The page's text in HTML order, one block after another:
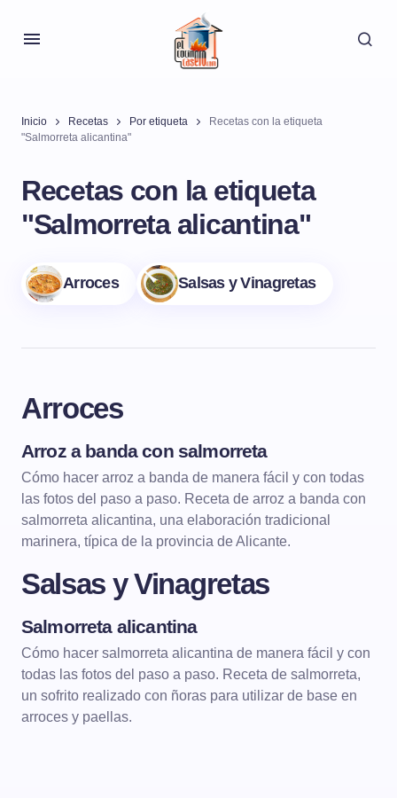
Inicio Recetas Por etiqueta
Recetas con la etiqueta
"Salmorreta alicantina"
Recetas con la etiqueta
"Salmorreta alicantina"
Arroces Salsas y Vinagretas
Arroces
Arroz a banda con salmorreta
Cómo hacer arroz a banda de manera fácil y con todas
las fotos del paso a paso. Receta de arroz a banda con
salmorreta alicantina, una elaboración tradicional
marinera, típica de la provincia de Alicante.
Salsas y Vinagretas
Salmorreta alicantina
Cómo hacer salmorreta alicantina de manera fácil y con
todas las fotos del paso a paso. Receta de salmorreta,
un sofrito realizado con ñoras para utilizar de base en
arroces y paellas.